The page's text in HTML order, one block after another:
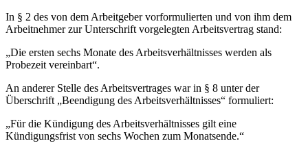
In § 2 des von dem Arbeitgeber vorformulierten und von ihm dem
Arbeitnehmer zur Unterschrift vorgelegten Arbeitsvertrag stand:
„Die ersten sechs Monate des Arbeitsverhältnisses werden als
Probezeit vereinbart“.
An anderer Stelle des Arbeitsvertrages war in § 8 unter der
Überschrift „Beendigung des Arbeitsverhältnisses“ formuliert:
„Für die Kündigung des Arbeitsverhältnisses gilt eine
Kündigungsfrist von sechs Wochen zum Monatsende.“